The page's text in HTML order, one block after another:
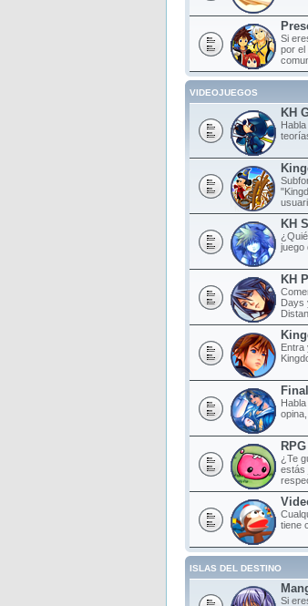
Si
por el
VIDEOJUEGOS
KH
KH
juego
KH
Days
Entra
¿Te
estás
tiene
ISLAS DEL DESTINO
Si